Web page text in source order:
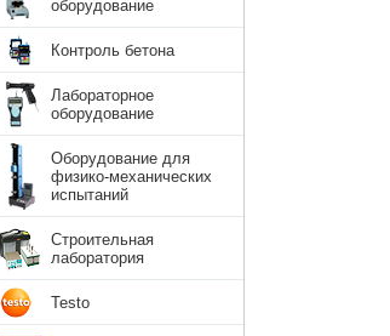
оборудование
Контроль бетона
Лабораторное
оборудование
Оборудование для
физико-механических
испытаний
Строительная
лаборатория
Testo